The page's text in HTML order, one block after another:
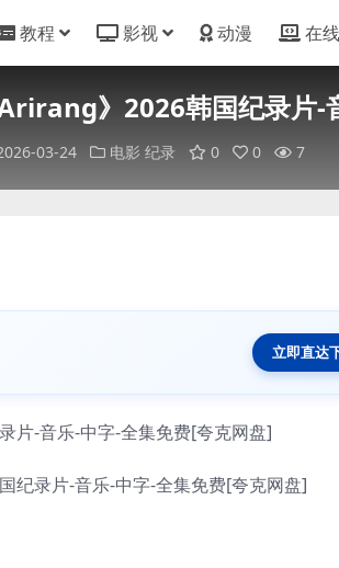
教程 影视 动漫 在
》2026韩国纪录片-
03-24 电影 纪录 0 0 7
立即直达
纪录片-音乐-中字-全集免费[夸克网盘]